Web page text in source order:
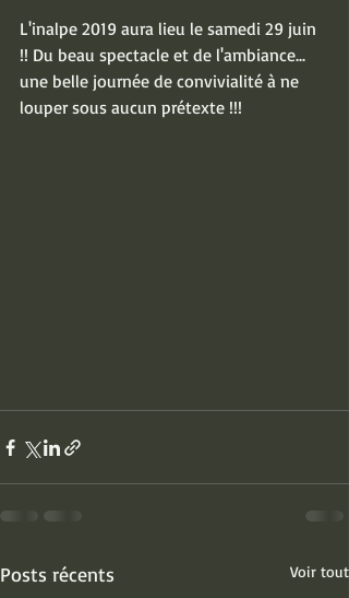
L'inalpe 2019 aura lieu le samedi 29 juin
!! Du beau spectacle et de l'ambiance...
une belle journée de convivialité à ne
louper sous aucun prétexte !!!
Posts récents Voir tout